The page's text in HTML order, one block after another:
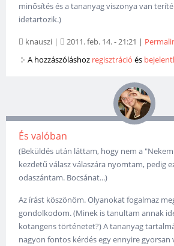
minősítés és a tananyag viszonya van
idetartozik.)
knauszi | 2011. feb. 14. - 21:21 |
A hozzászóláshoz regisztráció és
És valóban
(Beküldés után láttam, hogy nem a
kezdetű válasz válaszára nyomtam, pedig
odaszántam. Bocsánat...)
Az írást köszönöm. Olyanokat fogalmaz
gondolkodom. (Minek is tanultam annak
kotangens történetet?) A tananyag
nagyon fontos kérdés egy ennyire gyorsan